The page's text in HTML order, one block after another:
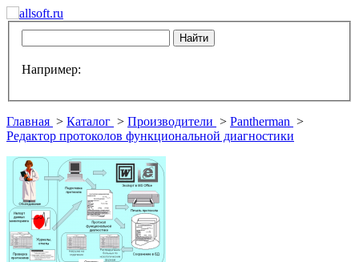
Например:
Главная > Каталог > Производители > Pantherman >
Редактор протоколов функциональной диагностики